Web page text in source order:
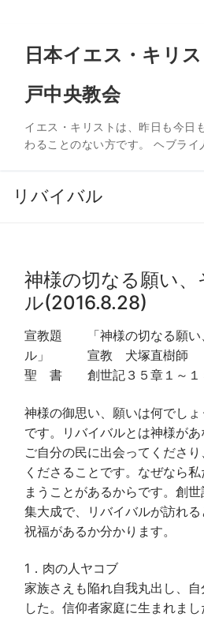
日本イエス・キリ
戸中央教会
イエス・キリストは、昨日も今日
わることのない方です。 ヘブライ
リバイバル
神様の切なる願い
ル(2016.8.28)
宣教題 「神様の切なる願い
ル」 宣教 犬塚直樹師
聖 書 創世記３５章１～１
神様の御思い、願いは何でし
です。リバイバルとは神様があ
ご自分の民に出会ってくださ
くださることです。なぜなら
まうことがあるからです。創
集大成で、リバイバルが訪れ
祝福があるか分かります。
1．肉の人ヤコブ
家族さえも陥れ自我丸出し、
した。信仰者家庭に生まれま